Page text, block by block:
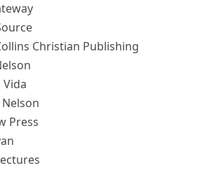
Christian Publishing
Press